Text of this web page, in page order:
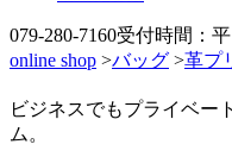
079-280-7160受付時間：
online shop >バッグ >革プ
ビジネスでもプライベー
ム。